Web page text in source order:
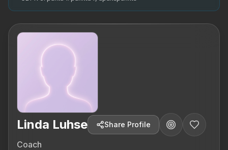
Linda Luhse Share Profile
Coach